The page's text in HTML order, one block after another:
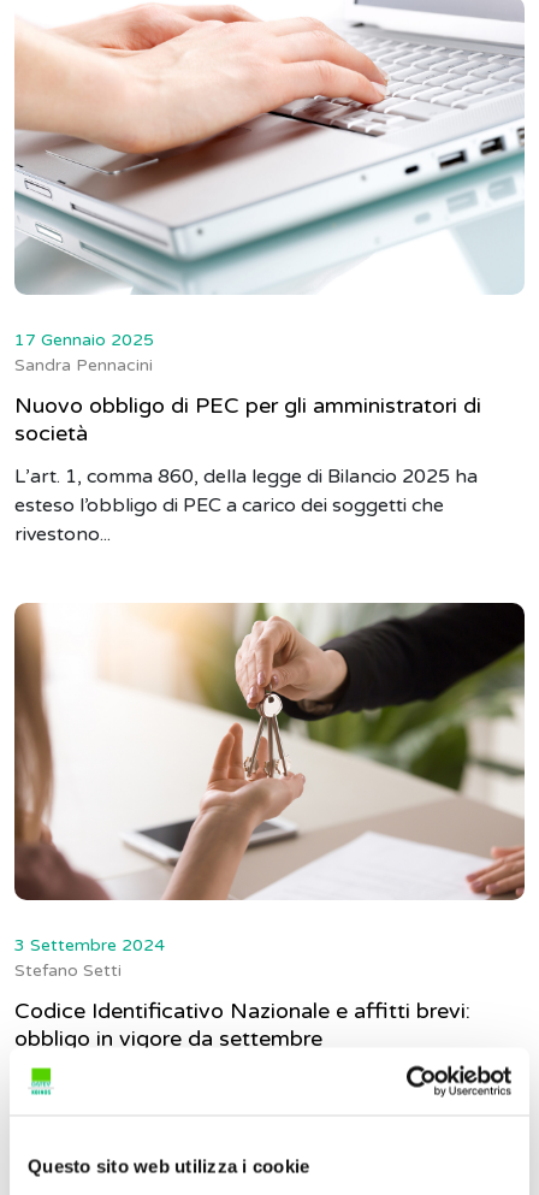
Questo sito web utilizza i cookie
17 Gennaio 2025
Sandra Pennacini
Nuovo obbligo di PEC per gli amministratori di
società
L’art. 1, comma 860, della legge di Bilancio 2025 ha
esteso l’obbligo di PEC a carico dei soggetti che
rivestono...
3 Settembre 2024
Stefano Setti
Codice Identificativo Nazionale e affitti brevi:
obbligo in vigore da settembre
L’Italia si avvia ad una regolamentazione più rigorosa e